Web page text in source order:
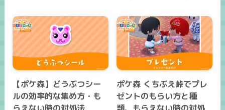
【ポケ森】どうぶつシー
ルの効率的な集め方・も
ポケ森 くちぶえ峠でプレ
ゼントのもらい方と種